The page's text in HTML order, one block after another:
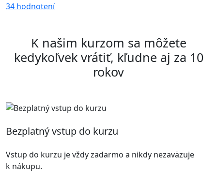
34 hodnotení
K našim kurzom sa môžete
kedykoľvek vrátiť, kľudne aj za 10
rokov
Bezplatný vstup do kurzu
Vstup do kurzu je vždy zadarmo a nikdy nezaväzuje
k nákupu.